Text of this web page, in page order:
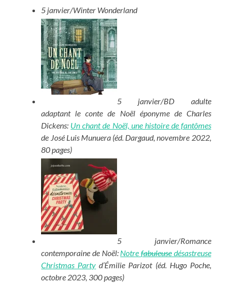
5 janvier/Winter Wonderland
5 janvier/BD adulte
adaptant le conte de Noël éponyme de Charles
Dickens: Un chant de Noël, une histoire de fantômes
de José Luis Munuera (éd. Dargaud, novembre 2022,
80 pages)
5 janvier/Romance
contemporaine de Noël: Notre fabuleusedésastreuse
Christmas Party d’Émilie Parizot (éd. Hugo Poche,
octobre 2023, 300 pages)